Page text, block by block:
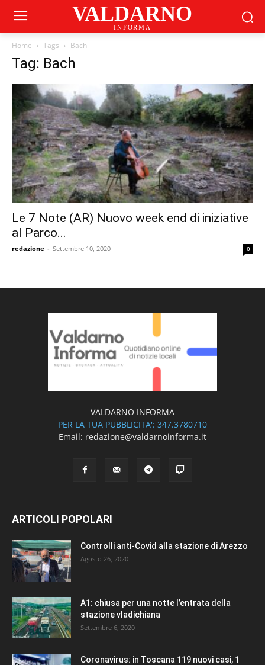
VALDARNO
INFORMA
Home Tags Bach
Tag: Bach
Le 7 Note (AR) Nuovo week end di iniziative
al Parco...
redazione - Settembre 10, 2020 0
VALDARNO INFORMA
PER LA TUA PUBBLICITA': 347.3780710
Email: redazione@valdarnoinforma.it
ARTICOLI POPOLARI
Controlli anti-Covid alla stazione di Arezzo
Agosto 26, 2020
A1: chiusa per una notte l’entrata della
stazione vladichiana
Settembre 6, 2020
Coronavirus: in Toscana 119 nuovi casi, 1